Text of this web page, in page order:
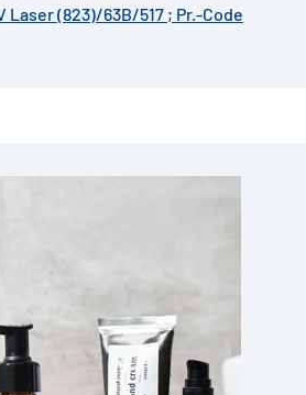
Laser (823)/63B/517 ; Pr.-Code